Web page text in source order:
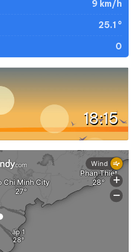
9 km/h
25.1 °
0
18:15